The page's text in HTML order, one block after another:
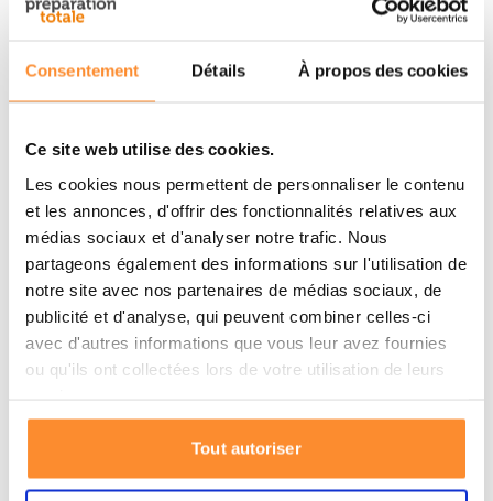
Consentement Détails À propos des cookies
Ce site web utilise des cookies.
Les cookies nous permettent de personnaliser le contenu
et les annonces, d'offrir des fonctionnalités relatives aux
médias sociaux et d'analyser notre trafic. Nous
partageons également des informations sur l'utilisation de
notre site avec nos partenaires de médias sociaux, de
publicité et d'analyse, qui peuvent combiner celles-ci
avec d'autres informations que vous leur avez fournies
ou qu'ils ont collectées lors de votre utilisation de leurs
Tout autoriser
voulez effrayer les animaux sauvages. Soyez prudent
avec cette corne, car avec une onde sonore de 120 dB, il
est possible de subir des dommages auditifs si la corne
à gaz est mal utilisée.
Bien meilleur pour l'environnement que
les cornes à gaz standard
Le gaz généralement utilisé pour les cornes de brume
est mauvais pour l'environnement. Depuis lors, il y a
des réglementations beaucoup plus strictes qu'il y a
quelques années. Cette corne à gaz de Simply Breathe
répond à toutes les exigences et plus encore. Par
exemple, cette corne ne contient pas de gaz liquide.
elle est beaucoup moins toxique pour l'environnement,
non inflammable et beaucoup plus facile à recycler.